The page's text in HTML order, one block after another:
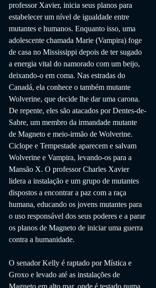
professor Xavier, inicia seus planos para
estabelecer um nível de igualdade entre
mutantes e humanos. Enquanto isso, uma
adolescente chamada Marie (Vampira) foge
de casa no Mississippi depois de ter sugado
a energia vital do namorado com um beijo,
deixando-o em coma. Nas estradas do
Canadá, ela conhece o também mutante
Wolverine, que decide lhe dar uma carona.
De repente, eles são atacados por Dentes-de-
Sabre, um membro da irmandade mutante
de Magneto e meio-irmão de Wolverine.
Ciclope e Tempestade aparecem e salvam
Wolverine e Vampira, levando-os para a
Mansão X. O professor Charles Xavier
lidera a instalação e um grupo de mutantes
dispostos a encontrar a paz com a raça
humana, educando os jovens mutantes para
o uso responsável dos seus poderes e a parar
os planos de Magneto de iniciar uma guerra
contra a humanidade.
O senador Kelly é raptado por Mística e
Groxo e levado até as instalações de
Magneto em alto mar, onde é testado numa